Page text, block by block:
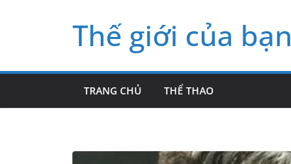
Thế giới của bạn
TRANG CHỦ THỂ THAO